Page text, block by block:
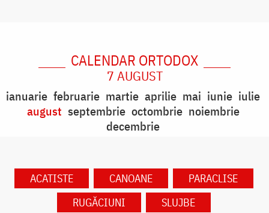
CALENDAR ORTODOX
7 AUGUST
ianuarie februarie martie aprilie mai iunie iulie
august septembrie octombrie noiembrie
decembrie
ACATISTE CANOANE
PARACLISE
RUGĂCIUNI
SLUJBE